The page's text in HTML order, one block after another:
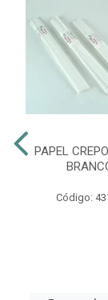
PAPEL
Código: